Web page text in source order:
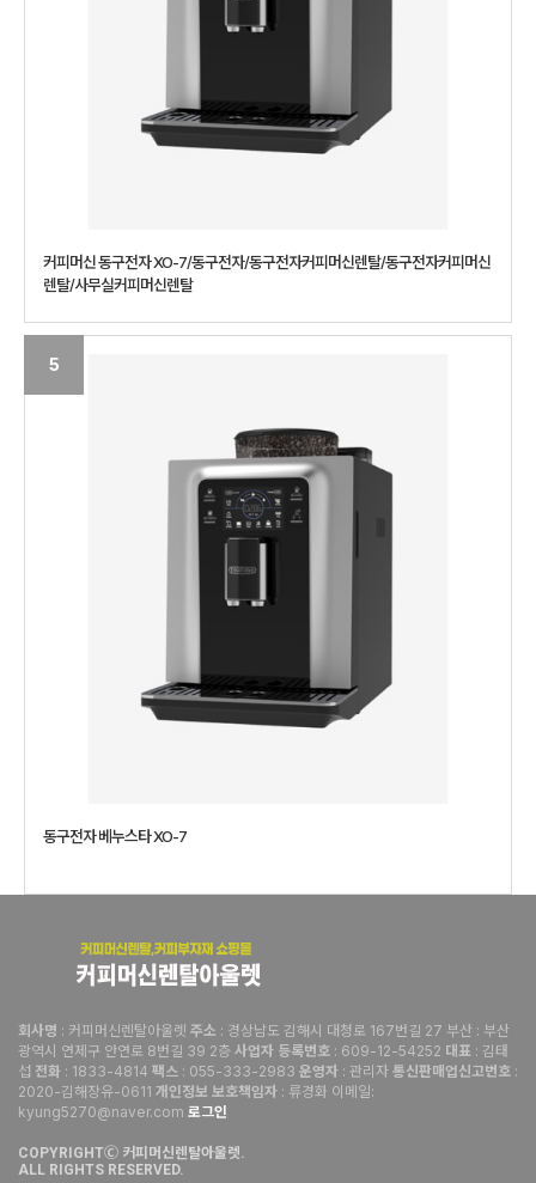
커피머신 동구전자 XO-7/동구전자/동구전자커피머신렌탈/동구전자커피머신
렌탈/사무실커피머신렌탈
5
동구전자 베누스타 XO-7
회사명 : 커피머신렌탈아울렛 주소 : 경상남도 김해시 대청로 167번길 27 부산 : 부산
광역시 연제구 안연로 8번길 39 2층 사업자 등록번호 : 609-12-54252 대표 : 김태
섭 전화 : 1833-4814 팩스 : 055-333-2983 운영자 : 관리자 통신판매업신고번호 :
2020-김해장유-0611 개인정보 보호책임자 : 류경화 이메일:
kyung5270@naver.com 로그인
COPYRIGHTⒸ 커피머신렌탈아울렛.
ALL RIGHTS RESERVED.